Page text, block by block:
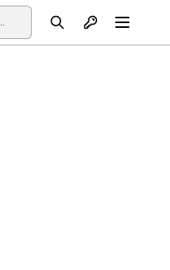
Otvori profil